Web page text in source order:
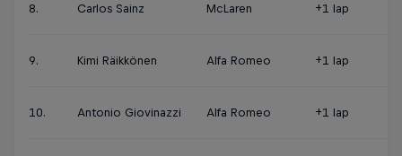
8. Carlos Sainz McLaren +1 lap
9. Kimi Räikkönen Alfa Romeo +1 lap
10. Antonio Giovinazzi Alfa Romeo +1 lap